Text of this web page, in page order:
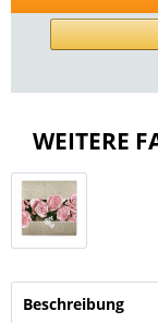
WEITERE
Beschreibung